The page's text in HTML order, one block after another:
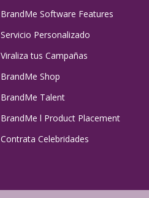
BrandMe Software Features
Servicio Personalizado
Viraliza tus Campañas
BrandMe Shop
BrandMe Talent
BrandMe l Product Placement
Contrata Celebridades